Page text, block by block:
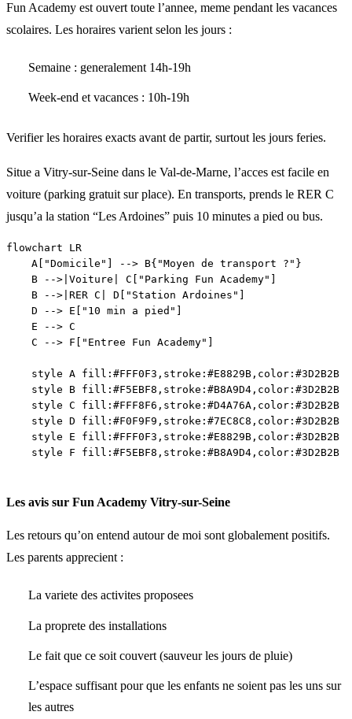
Fun Academy est ouvert toute l’annee, meme pendant les vacances
scolaires. Les horaires varient selon les jours :
Semaine : generalement 14h-19h
Week-end et vacances : 10h-19h
Verifier les horaires exacts avant de partir, surtout les jours feries.
Situe a Vitry-sur-Seine dans le Val-de-Marne, l’acces est facile en
voiture (parking gratuit sur place). En transports, prends le RER C
jusqu’a la station “Les Ardoines” puis 10 minutes a pied ou bus.
flowchart LR
    A["Domicile"] --> B{"Moyen de transport ?"}
    B -->|Voiture| C["Parking Fun Academy"]
    B -->|RER C| D["Station Ardoines"]
    D --> E["10 min a pied"]
    E --> C
    C --> F["Entree Fun Academy"]
    style A fill:#FFF0F3,stroke:#E8829B,color:#3D2B2B
    style B fill:#F5EBF8,stroke:#B8A9D4,color:#3D2B2B
    style C fill:#FFF8F6,stroke:#D4A76A,color:#3D2B2B
    style D fill:#F0F9F9,stroke:#7EC8C8,color:#3D2B2B
    style E fill:#FFF0F3,stroke:#E8829B,color:#3D2B2B
Les avis sur Fun Academy Vitry-sur-Seine
Les retours qu’on entend autour de moi sont globalement positifs.
Les parents apprecient :
La variete des activites proposees
La proprete des installations
Le fait que ce soit couvert (sauveur les jours de pluie)
L’espace suffisant pour que les enfants ne soient pas les uns sur
les autres